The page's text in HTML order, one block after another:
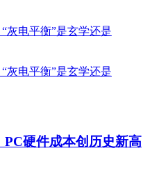
PC硬件成本创历史新高